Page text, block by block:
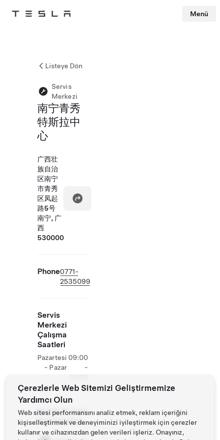
Tesla Menü
Listeye Dön
Servis
Merkezi
南宁青秀
特斯拉中
心
广西壮
族自治
区南宁
市青秀
区凤起
路5号
南宁, 广
西
530000
Phone0771-
2535099
Servis
Merkezi
Çalışma
Saatleri
Pazartesi
- Pazar
09:00
-
Tesiste Ek Tesla
Operasyonları
Çerezlerle Web Sitemizi Geliştirmemize
Yardımcı Olun
Web sitesi performansını analiz etmek, reklam içeriğini
kişiselleştirmek ve deneyiminizi iyileştirmek için çerezler
kullanır ve cihazınızdan gelen verileri işleriz. Onayınız,